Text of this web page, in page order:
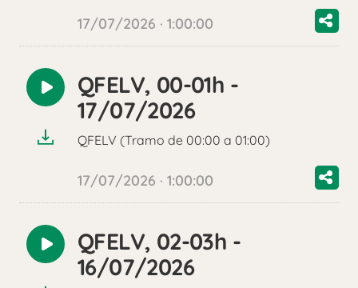
17/07/2026 · 1:00:00
Reproducir
audio
QFELV, 00-01h -
17/07/2026
QFELV (Tramo de 00:00 a 01:00)
17/07/2026 · 1:00:00
Reproducir
audio
QFELV, 02-03h -
16/07/2026